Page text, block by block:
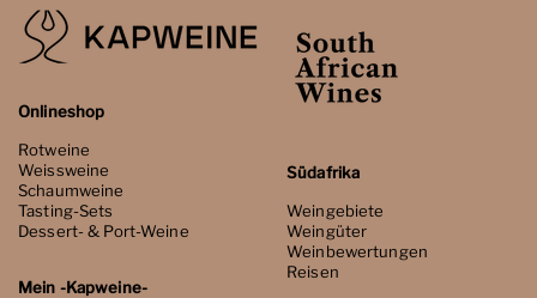
Onlineshop
Rotweine
Weissweine
Schaumweine
Tasting-Sets
Dessert- & Port-Weine
Mein -Kapweine-
Südafrika
Weingebiete
Weingüter
Weinbewertungen
Reisen